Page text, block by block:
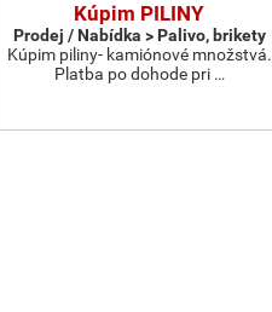
Kúpim PILINY
Prodej / Nabídka > Palivo, brikety
Kúpim piliny- kamiónové množstvá.
Platba po dohode pri …